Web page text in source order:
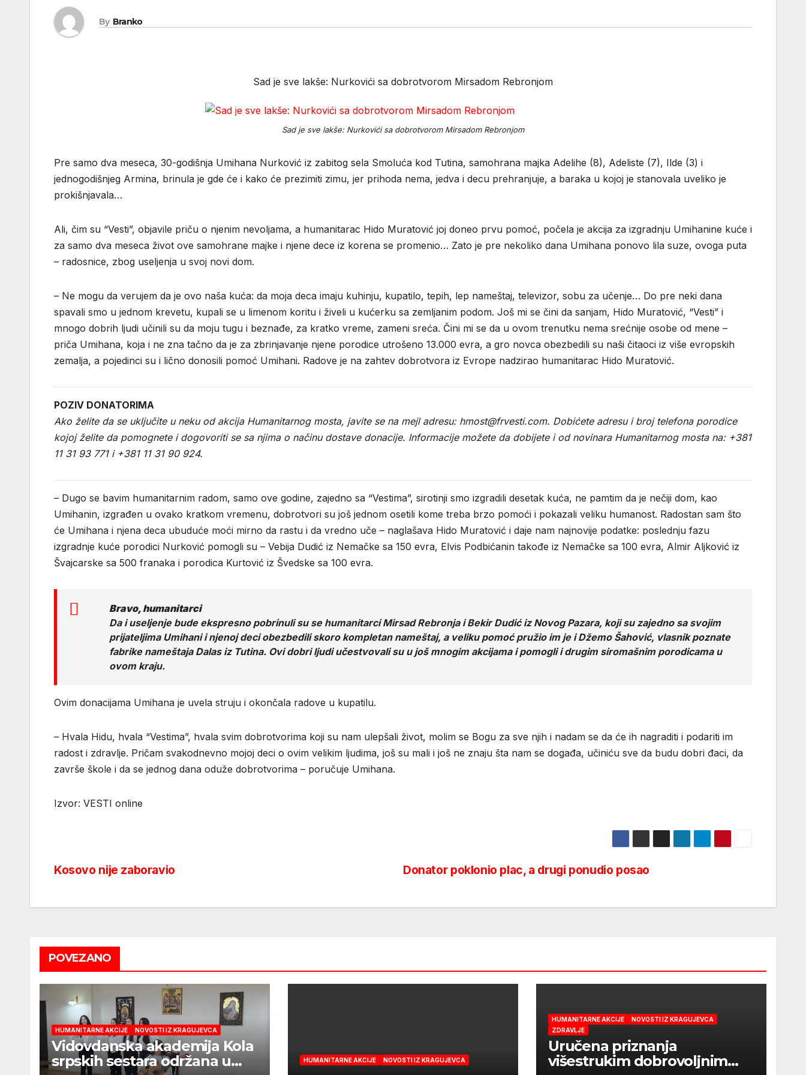
By Branko
Sad je sve lakše: Nurkovići sa dobrotvorom Mirsadom Rebronjom
Sad je sve lakše: Nurkovići sa dobrotvorom Mirsadom Rebronjom
Pre samo dva meseca, 30-godišnja Umihana Nurković iz zabitog sela Smoluća kod Tutina, samohrana majka Adelihe (8), Adeliste (7), Ilde (3) i
jednogodišnjeg Armina, brinula je gde će i kako će prezimiti zimu, jer prihoda nema, jedva i decu prehranjuje, a baraka u kojoj je stanovala uveliko je
prokišnjavala…
Ali, čim su “Vesti”, objavile priču o njenim nevoljama, a humanitarac Hido Muratović joj doneo prvu pomoć, počela je akcija za izgradnju Umihanine kuće i
za samo dva meseca život ove samohrane majke i njene dece iz korena se promenio… Zato je pre nekoliko dana Umihana ponovo lila suze, ovoga puta
– radosnice, zbog useljenja u svoj novi dom.
– Ne mogu da verujem da je ovo naša kuća: da moja deca imaju kuhinju, kupatilo, tepih, lep nameštaj, televizor, sobu za učenje… Do pre neki dana
spavali smo u jednom krevetu, kupali se u limenom koritu i živeli u kućerku sa zemljanim podom. Još mi se čini da sanjam, Hido Muratović, “Vesti” i
mnogo dobrih ljudi učinili su da moju tugu i beznađe, za kratko vreme, zameni sreća. Čini mi se da u ovom trenutku nema srećnije osobe od mene –
priča Umihana, koja i ne zna tačno da je za zbrinjavanje njene porodice utrošeno 13.000 evra, a gro novca obezbedili su naši čitaoci iz više evropskih
zemalja, a pojedinci su i lično donosili pomoć Umihani. Radove je na zahtev dobrotvora iz Evrope nadzirao humanitarac Hido Muratović.
POZIV DONATORIMA
Ako želite da se uključite u neku od akcija Humanitarnog mosta, javite se na mejl adresu: hmost@frvesti.com. Dobićete adresu i broj telefona porodice
kojoj želite da pomognete i dogovoriti se sa njima o načinu dostave donacije. Informacije možete da dobijete i od novinara Humanitarnog mosta na: +381
11 31 93 771 i +381 11 31 90 924.
– Dugo se bavim humanitarnim radom, samo ove godine, zajedno sa “Vestima”, sirotinji smo izgradili desetak kuća, ne pamtim da je nečiji dom, kao
Umihanin, izgrađen u ovako kratkom vremenu, dobrotvori su još jednom osetili kome treba brzo pomoći i pokazali veliku humanost. Radostan sam što
će Umihana i njena deca ubuduće moći mirno da rastu i da vredno uče – naglašava Hido Muratović i daje nam najnovije podatke: poslednju fazu
izgradnje kuće porodici Nurković pomogli su – Vebija Dudić iz Nemačke sa 150 evra, Elvis Podbićanin takođe iz Nemačke sa 100 evra, Almir Aljković iz
Švajcarske sa 500 franaka i porodica Kurtović iz Švedske sa 100 evra.
Bravo, humanitarci
Da i useljenje bude ekspresno pobrinuli su se humanitarci Mirsad Rebronja i Bekir Dudić iz Novog Pazara, koji su zajedno sa svojim
prijateljima Umihani i njenoj deci obezbedili skoro kompletan nameštaj, a veliku pomoć pružio im je i Džemo Šahović, vlasnik poznate
fabrike nameštaja Dalas iz Tutina. Ovi dobri ljudi učestvovali su u još mnogim akcijama i pomogli i drugim siromašnim porodicama u
ovom kraju.
Ovim donacijama Umihana je uvela struju i okončala radove u kupatilu.
– Hvala Hidu, hvala “Vestima”, hvala svim dobrotvorima koji su nam ulepšali život, molim se Bogu za sve njih i nadam se da će ih nagraditi i podariti im
radost i zdravlje. Pričam svakodnevno mojoj deci o ovim velikim ljudima, još su mali i još ne znaju šta nam se događa, učiniću sve da budu dobri đaci, da
završe škole i da se jednog dana oduže dobrotvorima – poručuje Umihana.
Izvor: VESTI online
Post
Donator poklonio plac, a drugi ponudio posao
Kosovo nije zaboravio
POVEZANO
HUMANITARNE AKCIJE NOVOSTI IZ KRAGUJEVCA
Vidovdanska akademija Kola
srpskih sestara održana u
HUMANITARNE AKCIJE NOVOSTI IZ KRAGUJEVCA
HUMANITARNE AKCIJE
NOVOSTI IZ KRAGUJEVCA
ZDRAVLJE
Uručena priznanja
višestrukim dobrovoljnim